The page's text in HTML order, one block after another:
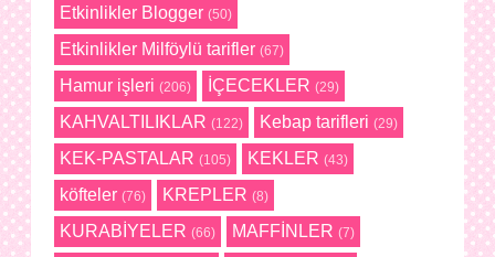
Etkinlikler Blogger (50)
Etkinlikler Milföylü tarifler (67)
Hamur işleri (206) İÇECEKLER (29)
KAHVALTILIKLAR (122) Kebap tarifleri (29)
KEK-PASTALAR (105) KEKLER (43)
köfteler (76) KREPLER (8)
KURABİYELER (66) MAFFİNLER (7)